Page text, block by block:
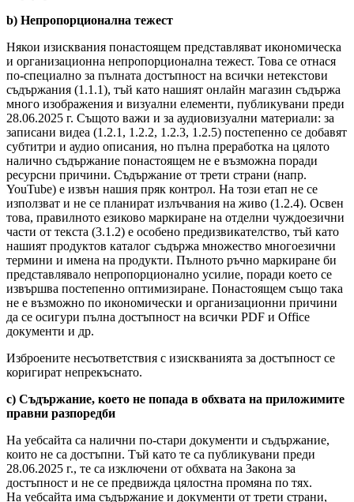
b) Непропорционална тежест
Някои изисквания понастоящем представляват икономическа
и организационна непропорционална тежест. Това се отнася
по-специално за пълната достъпност на всички нетекстови
съдържания (1.1.1), тъй като нашият онлайн магазин съдържа
много изображения и визуални елементи, публикувани преди
28.06.2025 г. Същото важи и за аудиовизуални материали: за
записани видеа (1.2.1, 1.2.2, 1.2.3, 1.2.5) постепенно се добавят
субтитри и аудио описания, но пълна преработка на цялото
налично съдържание понастоящем не е възможна поради
ресурсни причини. Съдържание от трети страни (напр.
YouTube) е извън нашия пряк контрол. На този етап не се
използват и не се планират излъчвания на живо (1.2.4). Освен
това, правилното езиково маркиране на отделни чуждоезични
части от текста (3.1.2) е особено предизвикателство, тъй като
нашият продуктов каталог съдържа множество многоезични
термини и имена на продукти. Пълното ръчно маркиране би
представлявало непропорционално усилие, поради което се
извършва постепенно оптимизиране. Понастоящем също така
не е възможно по икономически и организационни причини
да се осигури пълна достъпност на всички PDF и Office
документи и др.
Изброените несъответствия с изискванията за достъпност се
коригират непрекъснато.
c) Съдържание, което не попада в обхвата на приложимите
правни разпоредби
На уебсайта са налични по-стари документи и съдържание,
които не са достъпни. Тъй като те са публикувани преди
28.06.2025 г., те са изключени от обхвата на Закона за
достъпност и не се предвижда цялостна промяна по тях.
На уебсайта има съдържание и документи от трети страни,